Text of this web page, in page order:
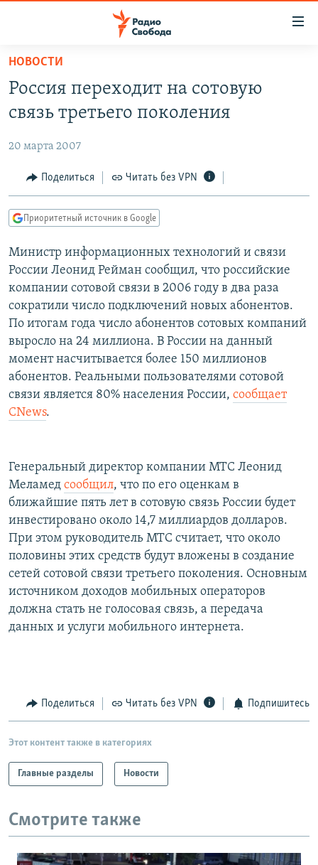
упрощенного
доступа
основному
Вернутся
главной
навигации
Вернутся
поиску
АВТОРСКИЕ ПРОЕКТЫ
ЦИТАТЫ СВОБОДЫ
МНЕНИЯ
IDEL.РЕАЛИИ
КАВКАЗ.РЕАЛИИ
СЕВЕР.РЕАЛИИ
СИБИРЬ.РЕАЛИИ
РАСПИСАНИЕ ВЕЩАНИЯ
ПОДПИШИТЕСЬ НА РАССЫЛКУ
СОЦИАЛЬНЫЕ СЕТИ
Все сайты РСЕ/РС
НОВОСТИ
Россия переходит на сотовую
связь третьего поколения
20 марта 2007
Поделиться Читать без VPN
Приоритетный источник в Google
Министр информационных технологий и связи
России Леонид Рейман сообщил, что российские
компании сотовой связи в 2006 году в два раза
сократили число подключений новых абонентов.
По итогам года число абонентов сотовых компаний
выросло на 24 миллиона. В России на данный
момент насчитывается более 150 миллионов
абонентов. Реальными пользователями сотовой
связи является 80% населения России, сообщает
CNews.
Генеральный директор компании МТС Леонид
Меламед сообщил, что по его оценкам в
ближайшие пять лет в сотовую связь России будет
инвестировано около 14,7 миллиардов долларов.
При этом руководитель МТС считает, что около
половины этих средств будут вложены в создание
сетей сотовой связи третьего поколения. Основным
источником доходов мобильных операторов
должна стать не голосовая связь, а передача
данных и услуги мобильного интернета.
Поделиться Читать без VPN Подпишитесь
Этот контент также в категориях
Главные разделы Новости
Смотрите также